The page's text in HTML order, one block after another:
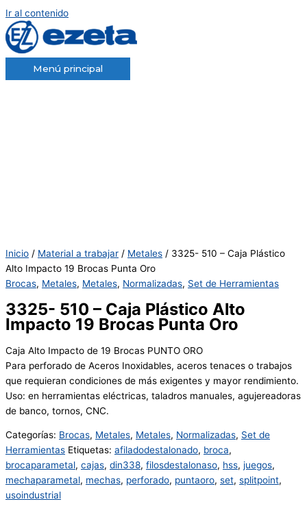
Ir al contenido
Menú principal
Inicio / Material a trabajar / Metales / 3325- 510 – Caja Plástico
Alto Impacto 19 Brocas Punta Oro
Brocas, Metales, Metales, Normalizadas, Set de Herramientas
3325- 510 – Caja Plástico Alto
Impacto 19 Brocas Punta Oro
Caja Alto Impacto de 19 Brocas PUNTO ORO
Para perforado de Aceros Inoxidables, aceros tenaces o trabajos
que requieran condiciones de más exigentes y mayor rendimiento.
Uso: en herramientas eléctricas, taladros manuales, agujereadoras
de banco, tornos, CNC.
Categorías: Brocas, Metales, Metales, Normalizadas, Set de
Herramientas Etiquetas: afiladodestalonado, broca,
brocaparametal, cajas, din338, filosdestalonaso, hss, juegos,
mechaparametal, mechas, perforado, puntaoro, set, splitpoint,
usoindustrial